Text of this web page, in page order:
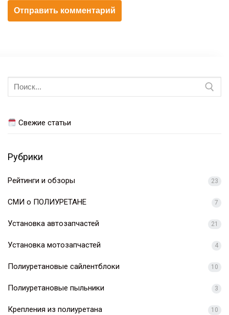
Искать:
Свежие статьи
Рубрики
Рейтинги и обзоры 23
СМИ о ПОЛИУРЕТАНЕ 7
Установка автозапчастей 21
Установка мотозапчастей 4
Полиуретановые сайлентблоки 10
Полиуретановые пыльники 3
Крепления из полиуретана 10